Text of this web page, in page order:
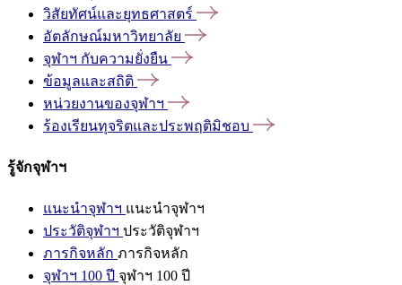
วิสัยทัศน์และยุทธศาสตร์
อัตลักษณ์มหาวิทยาลัย
จุฬาฯ กับความยั่งยืน
ข้อมูลและสถิติ
หน่วยงานของจุฬาฯ
ร้องเรียนทุจริตและประพฤติมิชอบ
รู้จักจุฬาฯ
แนะนำจุฬาฯ แนะนำจุฬาฯ
ประวัติจุฬาฯ ประวัติจุฬาฯ
ภารกิจหลัก ภารกิจหลัก
จุฬาฯ 100 ปี จุฬาฯ 100 ปี